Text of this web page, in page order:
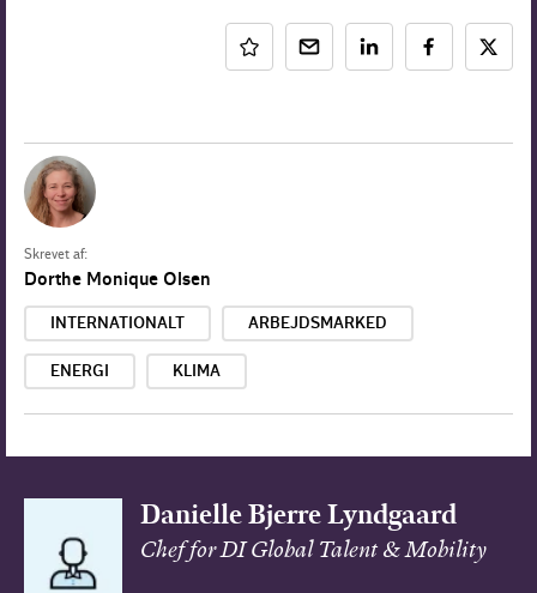
Skrevet af:
Dorthe Monique Olsen
INTERNATIONALT ARBEJDSMARKED
ENERGI KLIMA
Danielle Bjerre Lyndgaard
Chef for DI Global Talent & Mobility